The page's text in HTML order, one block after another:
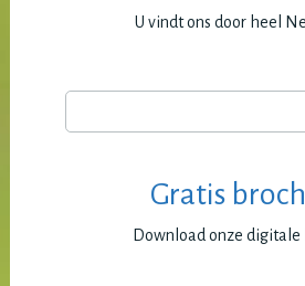
U vindt ons door heel
Gratis
Download onze digitale